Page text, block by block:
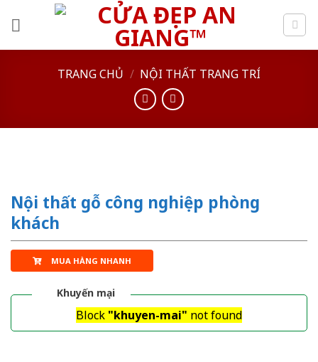
TRANG CHỦ / NỘI THẤT TRANG TRÍ
Nội thất gỗ công nghiệp phòng
khách
MUA HÀNG NHANH
Khuyến mại
Block "khuyen-mai" not found